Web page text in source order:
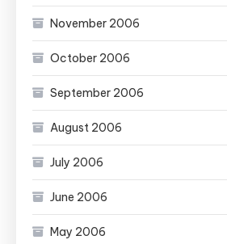
November 2006
October 2006
September 2006
August 2006
July 2006
June 2006
May 2006